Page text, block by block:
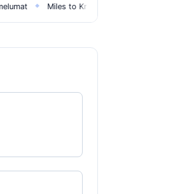
◆ Miles to Km ◆ Hipertoniya nedir?